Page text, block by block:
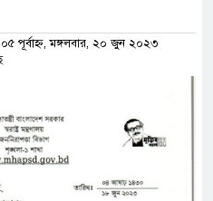
পূর্বাহ্ন, মঙ্গলবার, ২০ জুন ২০২৩